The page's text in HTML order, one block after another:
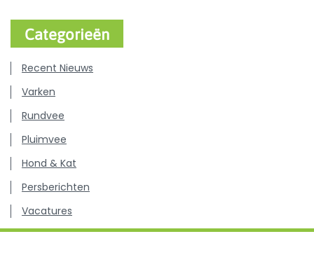
Categorieën
Recent Nieuws
Varken
Rundvee
Pluimvee
Hond & Kat
Persberichten
Vacatures